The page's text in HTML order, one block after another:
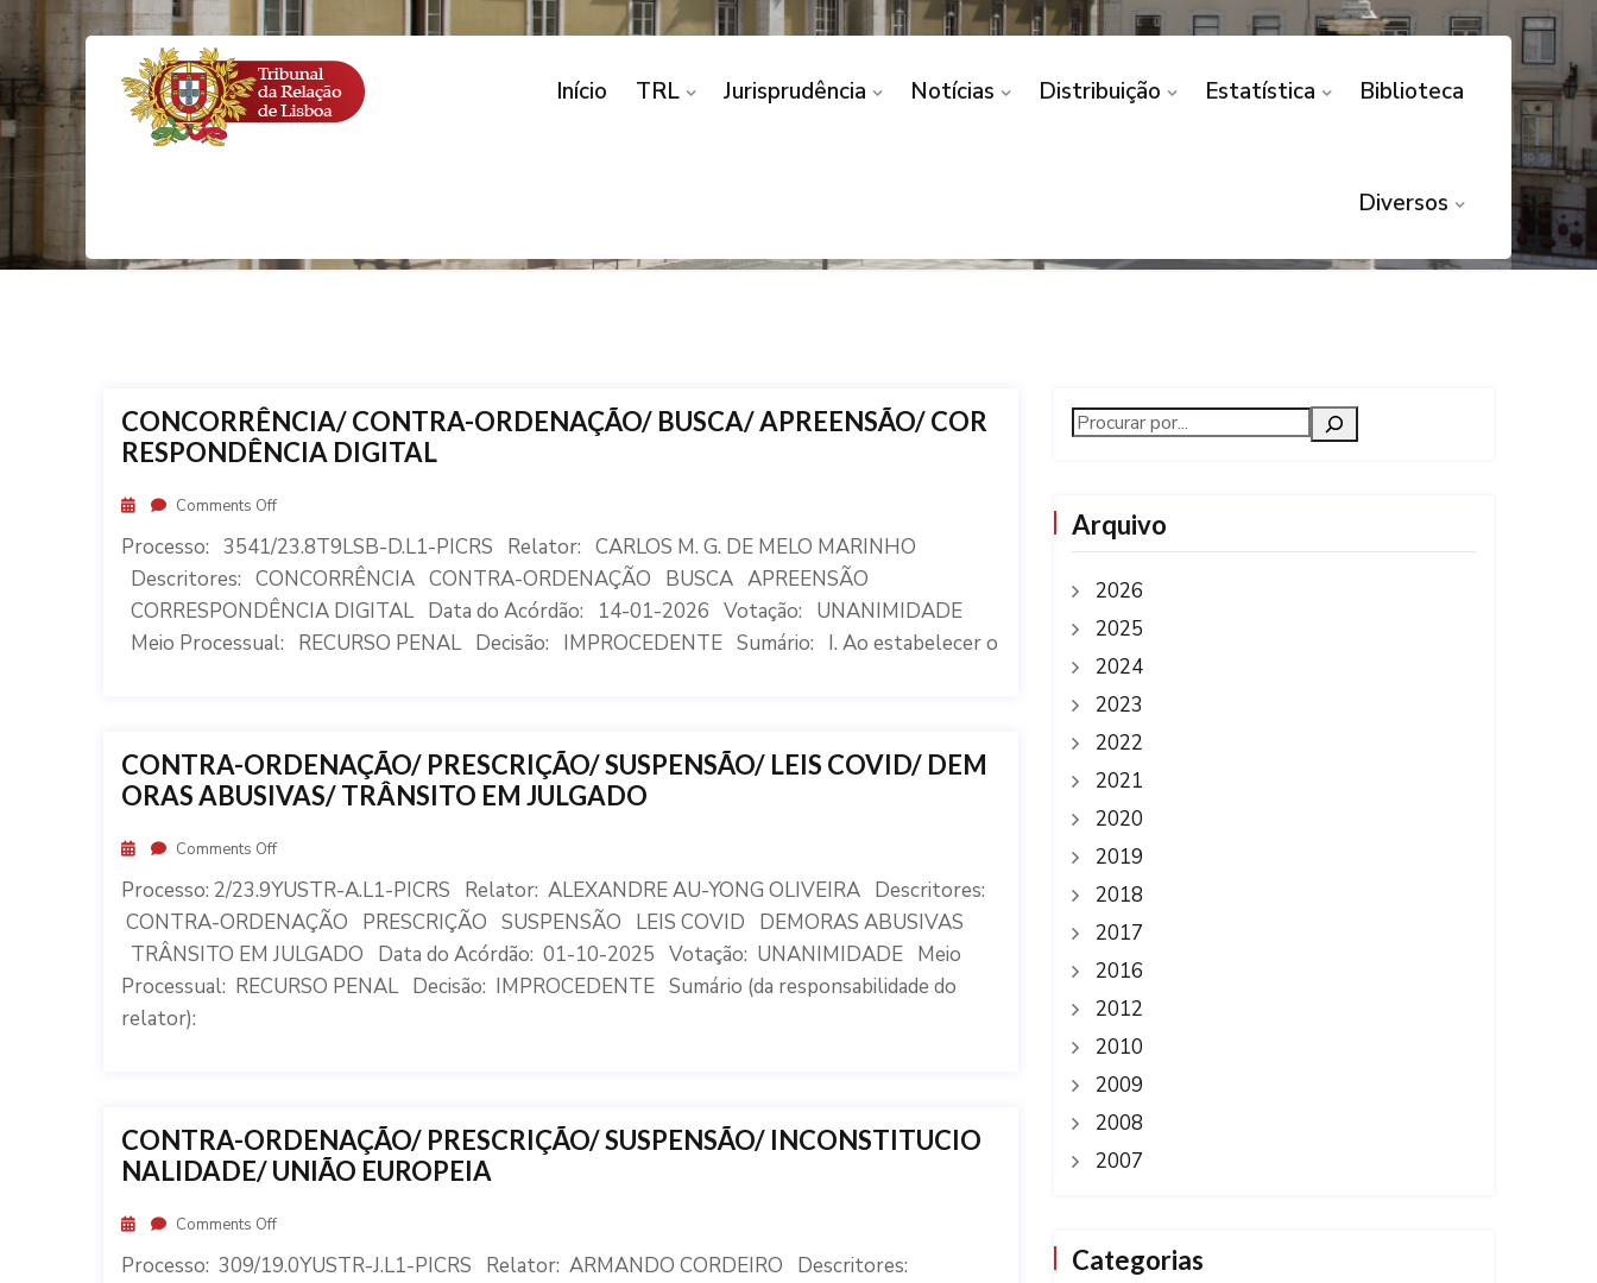
Início TRL Jurisprudência Notícias Distribuição Estatística Biblioteca
Diversos
CONCORRÊNCIA/ CONTRA-ORDENAÇÃO/ BUSCA/ APREENSÃO/ COR
RESPONDÊNCIA DIGITAL
Comments Off
Processo: 3541/23.8T9LSB-D.L1-PICRS Relator: CARLOS M. G. DE MELO MARINHO
Descritores: CONCORRÊNCIA CONTRA-ORDENAÇÃO BUSCA APREENSÃO
CORRESPONDÊNCIA DIGITAL Data do Acórdão: 14-01-2026 Votação: UNANIMIDADE
Meio Processual: RECURSO PENAL Decisão: IMPROCEDENTE Sumário: I. Ao estabelecer o
CONTRA-ORDENAÇÃO/ PRESCRIÇÃO/ SUSPENSÃO/ LEIS COVID/ DEM
ORAS ABUSIVAS/ TRÂNSITO EM JULGADO
Comments Off
Processo: 2/23.9YUSTR-A.L1-PICRS Relator: ALEXANDRE AU-YONG OLIVEIRA Descritores:
CONTRA-ORDENAÇÃO PRESCRIÇÃO SUSPENSÃO LEIS COVID DEMORAS ABUSIVAS
TRÂNSITO EM JULGADO Data do Acórdão: 01-10-2025 Votação: UNANIMIDADE Meio
Processual: RECURSO PENAL Decisão: IMPROCEDENTE Sumário (da responsabilidade do
relator):
CONTRA-ORDENAÇÃO/ PRESCRIÇÃO/ SUSPENSÃO/ INCONSTITUCIO
NALIDADE/ UNIÃO EUROPEIA
Comments Off
Processo: 309/19.0YUSTR-J.L1-PICRS Relator: ARMANDO CORDEIRO Descritores:
Arquivo
2026
2025
2024
2023
2022
2021
2020
2019
2018
2017
2016
2012
2010
2009
2008
2007
Categorias